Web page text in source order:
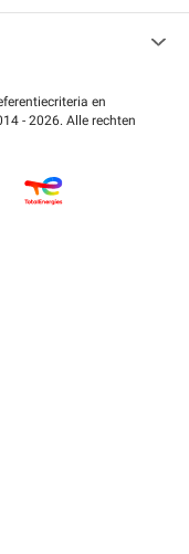
en
- 2026. Alle rechten